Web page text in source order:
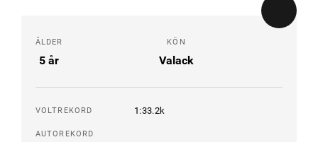
ÅLDER
5 år
KÖN
Valack
VOLTREKORD 1:33.2k
AUTOREKORD